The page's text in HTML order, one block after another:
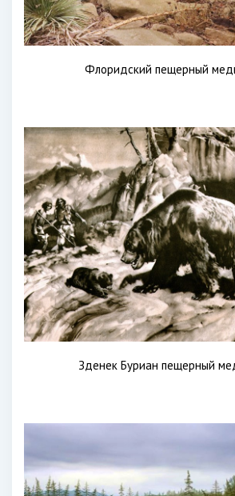
Флоридский пещерный
Зденек Буриан пещерный